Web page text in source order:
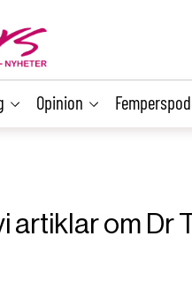
Opinion
artiklar om Dr